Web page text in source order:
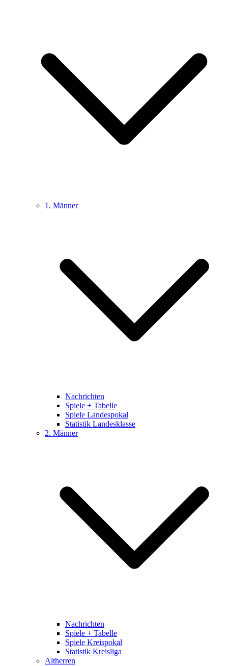
1. Männer
Nachrichten
Spiele + Tabelle
Spiele Landespokal
Statistik Landesklasse
2. Männer
Nachrichten
Spiele + Tabelle
Spiele Kreispokal
Statistik Kreisliga
Altherren